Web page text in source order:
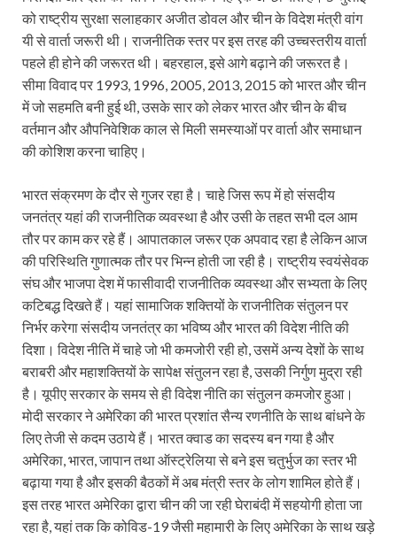
को राष्ट्रीय सुरक्षा सलाहकार अजीत डोवल और चीन के विदेश मंत्री वांग
यी से वार्ता जरूरी थी। राजनीतिक स्तर पर इस तरह की उच्चस्तरीय वार्ता
पहले ही होने की जरूरत थी। बहरहाल, इसे आगे बढ़ाने की जरूरत है।
सीमा विवाद पर 1993, 1996, 2005, 2013, 2015 को भारत और चीन
में जो सहमति बनी हुई थी, उसके सार को लेकर भारत और चीन के बीच
वर्तमान और औपनिवेशिक काल से मिली समस्याओं पर वार्ता और समाधान
की कोशिश करना चाहिए।
भारत संक्रमण के दौर से गुजर रहा है। चाहे जिस रूप में हो संसदीय
जनतंत्र यहां की राजनीतिक व्यवस्था है और उसी के तहत सभी दल आम
तौर पर काम कर रहे हैं। आपातकाल जरूर एक अपवाद रहा है लेकिन आज
की परिस्थिति गुणात्मक तौर पर भिन्न होती जा रही है। राष्ट्रीय स्वयंसेवक
संघ और भाजपा देश में फासीवादी राजनीतिक व्यवस्था और सभ्यता के लिए
कटिबद्ध दिखते हैं। यहां सामाजिक शक्तियों के राजनीतिक संतुलन पर
निर्भर करेगा संसदीय जनतंत्र का भविष्य और भारत की विदेश नीति की
दिशा। विदेश नीति में चाहे जो भी कमजोरी रही हो, उसमें अन्य देशों के साथ
बराबरी और महाशक्तियों के सापेक्ष संतुलन रहा है, उसकी निर्गुण मुद्रा रही
है। यूपीए सरकार के समय से ही विदेश नीति का संतुलन कमजोर हुआ।
मोदी सरकार ने अमेरिका की भारत प्रशांत सैन्य रणनीति के साथ बांधने के
लिए तेजी से कदम उठाये हैं। भारत क्वाड का सदस्य बन गया है और
अमेरिका, भारत, जापान तथा ऑस्ट्रेलिया से बने इस चतुर्भुज का स्तर भी
बढ़ाया गया है और इसकी बैठकों में अब मंत्री स्तर के लोग शामिल होते हैं।
इस तरह भारत अमेरिका द्वारा चीन की जा रही घेराबंदी में सहयोगी होता जा
रहा है, यहां तक कि कोविड-19 जैसी महामारी के लिए अमेरिका के साथ खड़े